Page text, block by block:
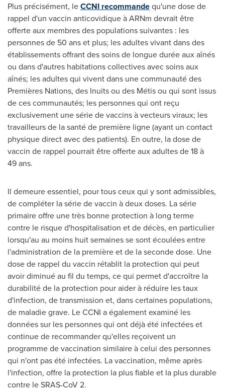
Plus précisément, leCCNI recommandequ'une dose de
rappel d'un vaccin anticovidique à ARNm devrait être
offerte aux membres des populations suivantes : les
personnes de 50 ans et plus; les adultes vivant dans des
établissements offrant des soins de longue durée aux aînés
ou dans d'autres habitations collectives avec soins aux
aînés; les adultes qui vivent dans une communauté des
Premières Nations, des Inuits ou des Métis ou qui sont issus
de ces communautés; les personnes qui ont reçu
exclusivement une série de vaccins à vecteurs viraux; les
travailleurs de la santé de première ligne (ayant un contact
physique direct avec des patients). En outre, la dose de
vaccin de rappel pourrait être offerte aux adultes de 18 à
49 ans.
Il demeure essentiel, pour tous ceux qui y sont admissibles,
de compléter la série de vaccin à deux doses. La série
primaire offre une très bonne protection à long terme
contre le risque d'hospitalisation et de décès, en particulier
lorsqu'au au moins huit semaines se sont écoulées entre
l'administration de la première et de la seconde dose. Une
dose de rappel du vaccin rétablit la protection qui peut
avoir diminué au fil du temps, ce qui permet d'accroître la
durabilité de la protection pour aider à réduire les taux
d'infection, de transmission et, dans certaines populations,
de maladie grave. Le CCNI a également examiné les
données sur les personnes qui ont déjà été infectées et
continue de recommander qu'elles reçoivent un
programme de vaccination similaire à celui des personnes
qui n'ont pas été infectées. La vaccination, même après
l'infection, offre la protection la plus fiable et la plus durable
contre le SRAS-CoV 2.